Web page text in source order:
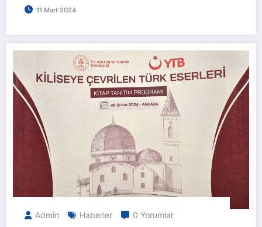
11 Mart 2024
Admin Haberler 0 Yorumlar